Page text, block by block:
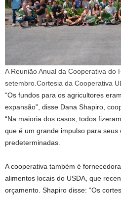
A Reunião Anual da Cooperativa do
setembro. Cortesia da Cooperativa
“Os fundos para os agricultores
expansão”, disse Dana Shapiro,
“Na maioria dos casos, todos
que é um grande impulso para seus
predeterminadas.
A cooperativa também é
alimentos locais do USDA, que
orçamento. Shapiro disse: “Os